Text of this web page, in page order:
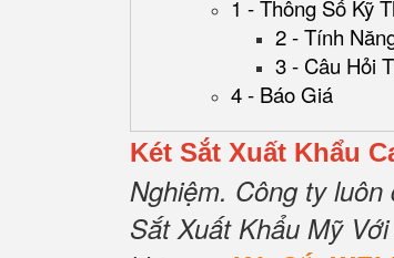
1 - Thông Số Kỹ
2 - Tính
3 - Câu Hỏi
4 - Báo Giá
Két Sắt Xuất Khẩu
Nghiệm. Công ty
Sắt Xuất Khẩu Mỹ